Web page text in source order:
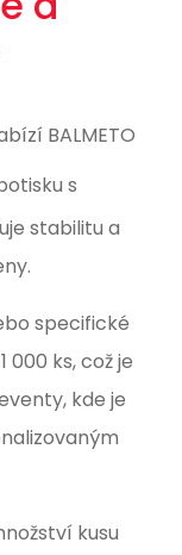
BALMETO
s
stabilitu a
specifické
ks, což je
kde je
kusu